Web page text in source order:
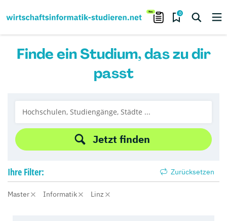
0
Finde ein Studium, das zu dir
passt
Jetzt finden
Ihre Filter: Zurücksetzen
Master Informatik Linz